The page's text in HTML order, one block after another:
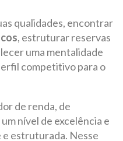
qualidades, encontrar
, estruturar reservas
uma mentalidade
competitivo para o
de renda, de
nível de excelência e
e estruturada. Nesse